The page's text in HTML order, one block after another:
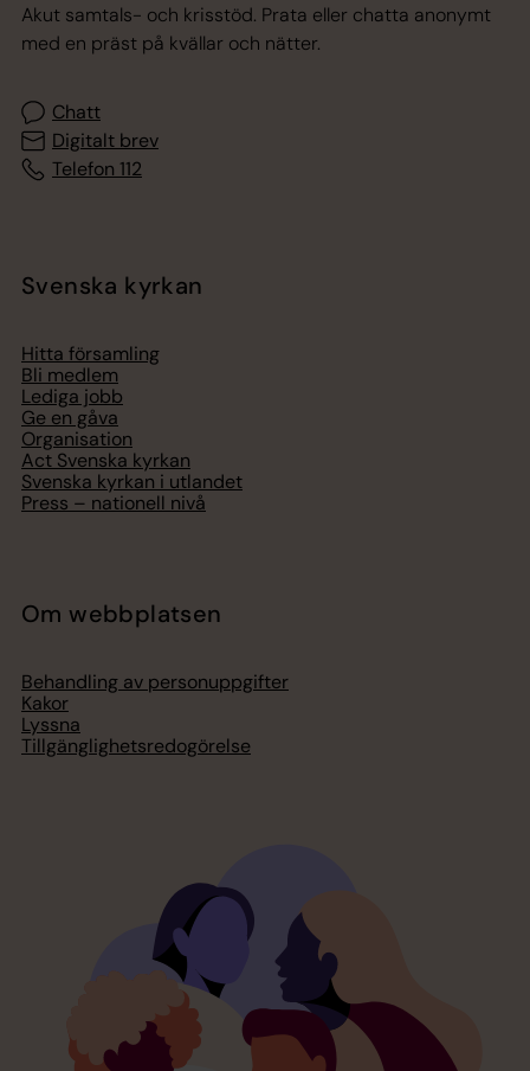
Akut samtals- och krisstöd. Prata eller chatta anonymt
med en präst på kvällar och nätter.
Chatt
Digitalt brev
Telefon 112
Svenska kyrkan
Hitta församling
Bli medlem
Lediga jobb
Ge en gåva
Organisation
Act Svenska kyrkan
Svenska kyrkan i utlandet
Press – nationell nivå
Om webbplatsen
Behandling av personuppgifter
Kakor
Lyssna
Tillgänglighetsredogörelse